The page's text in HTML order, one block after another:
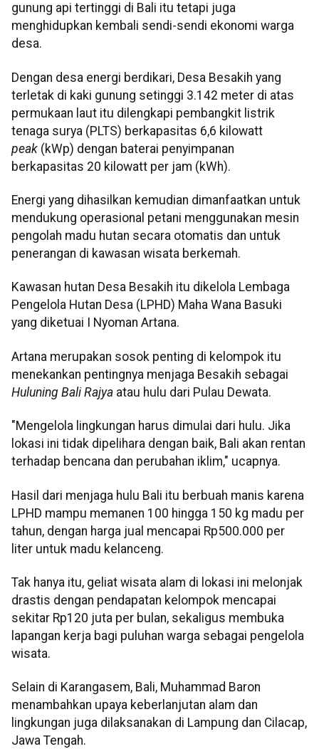
gunung api tertinggi di Bali itu tetapi juga
menghidupkan kembali sendi-sendi ekonomi warga
desa.
Dengan desa energi berdikari, Desa Besakih yang
terletak di kaki gunung setinggi 3.142 meter di atas
permukaan laut itu dilengkapi pembangkit listrik
tenaga surya (PLTS) berkapasitas 6,6 kilowatt
peak (kWp) dengan baterai penyimpanan
berkapasitas 20 kilowatt per jam (kWh).
Energi yang dihasilkan kemudian dimanfaatkan untuk
mendukung operasional petani menggunakan mesin
pengolah madu hutan secara otomatis dan untuk
penerangan di kawasan wisata berkemah.
Kawasan hutan Desa Besakih itu dikelola Lembaga
Pengelola Hutan Desa (LPHD) Maha Wana Basuki
yang diketuai I Nyoman Artana.
Artana merupakan sosok penting di kelompok itu
menekankan pentingnya menjaga Besakih sebagai
Huluning Bali Rajya atau hulu dari Pulau Dewata.
"Mengelola lingkungan harus dimulai dari hulu. Jika
lokasi ini tidak dipelihara dengan baik, Bali akan rentan
terhadap bencana dan perubahan iklim," ucapnya.
Hasil dari menjaga hulu Bali itu berbuah manis karena
LPHD mampu memanen 100 hingga 150 kg madu per
tahun, dengan harga jual mencapai Rp500.000 per
liter untuk madu kelanceng.
Tak hanya itu, geliat wisata alam di lokasi ini melonjak
drastis dengan pendapatan kelompok mencapai
sekitar Rp120 juta per bulan, sekaligus membuka
lapangan kerja bagi puluhan warga sebagai pengelola
wisata.
Selain di Karangasem, Bali, Muhammad Baron
menambahkan upaya keberlanjutan alam dan
lingkungan juga dilaksanakan di Lampung dan Cilacap,
Jawa Tengah.